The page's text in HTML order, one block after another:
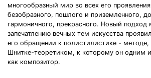
многообразный мир во всех его
безобразного, пошлого и приземленного,
гармоничного, прекрасного. Новый подход
запечатлению вечных тем искусства
его обращении к полистилистике -
Шнитке-теоретиком, к которому он одним
как композитор.